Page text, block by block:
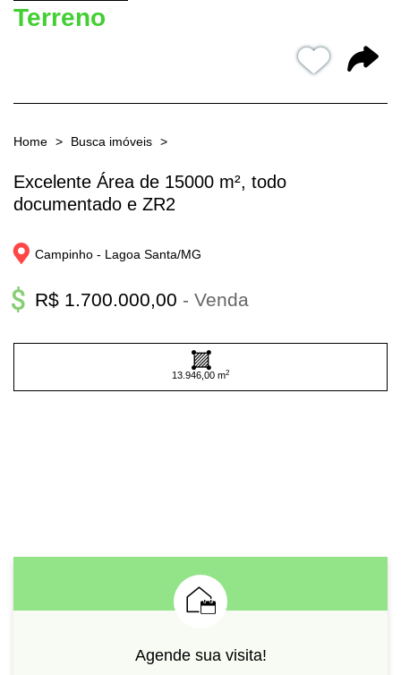
Terreno
Home Busca imóveis
Excelente Área de 15000 m², todo
documentado e ZR2
Campinho - Lagoa Santa/MG
R$ 1.700.000,00 - Venda
13.946,00 m2
Agende sua visita!